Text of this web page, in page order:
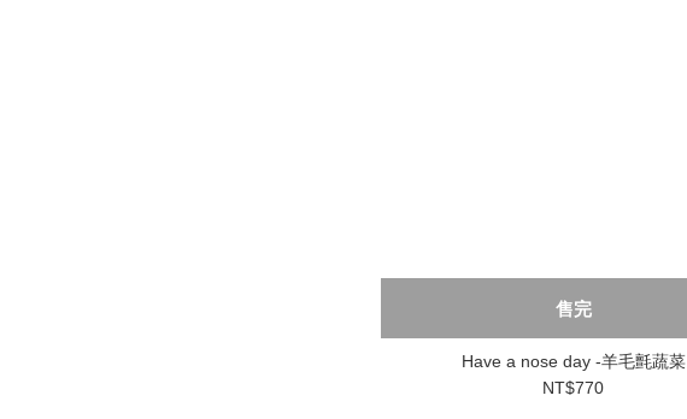
售完
Have a nose day -羊毛氈蔬菜
NT$770